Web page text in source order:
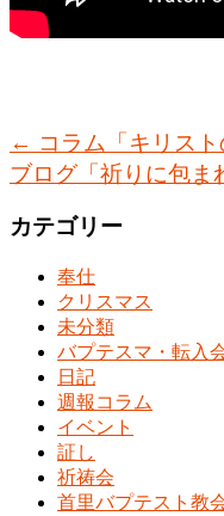
← コラム「キリスト
ブログ「祈りに包ま
カテゴリー
奉仕
クリスマス
未分類
バプテスマ・転入
日記
週報コラム
イベント
証し
祈祷会
首里バプテスト教